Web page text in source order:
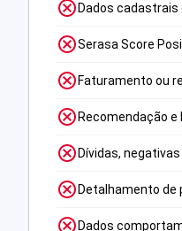
Dados
Serasa Score
Faturamento ou
Recomendação
Dívidas,
Detalhamento
Dados